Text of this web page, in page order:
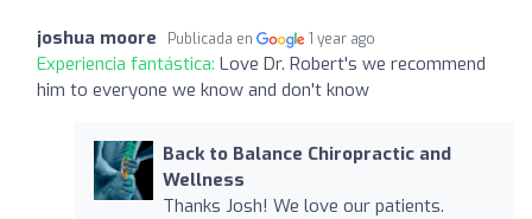
joshua moore Publicada en 1 year ago
Experiencia fantástica: Love Dr. Robert's we recommend
him to everyone we know and don't know
Back to Balance Chiropractic and
Wellness
Thanks Josh! We love our patients.